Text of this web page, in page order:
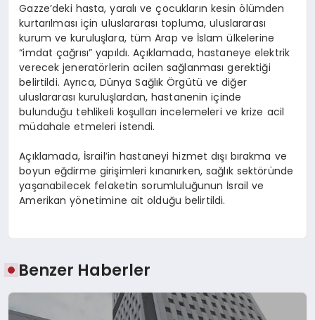
Gazze’deki hasta, yaralı ve çocukların kesin ölümden
kurtarılması için uluslararası topluma, uluslararası
kurum ve kuruluşlara, tüm Arap ve İslam ülkelerine
“imdat çağrısı” yapıldı. Açıklamada, hastaneye elektrik
verecek jeneratörlerin acilen sağlanması gerektiği
belirtildi. Ayrıca, Dünya Sağlık Örgütü ve diğer
uluslararası kuruluşlardan, hastanenin içinde
bulunduğu tehlikeli koşulları incelemeleri ve krize acil
müdahale etmeleri istendi.
Açıklamada, İsrail’in hastaneyi hizmet dışı bırakma ve
boyun eğdirme girişimleri kınanırken, sağlık sektöründe
yaşanabilecek felaketin sorumluluğunun İsrail ve
Amerikan yönetimine ait olduğu belirtildi.
Benzer Haberler